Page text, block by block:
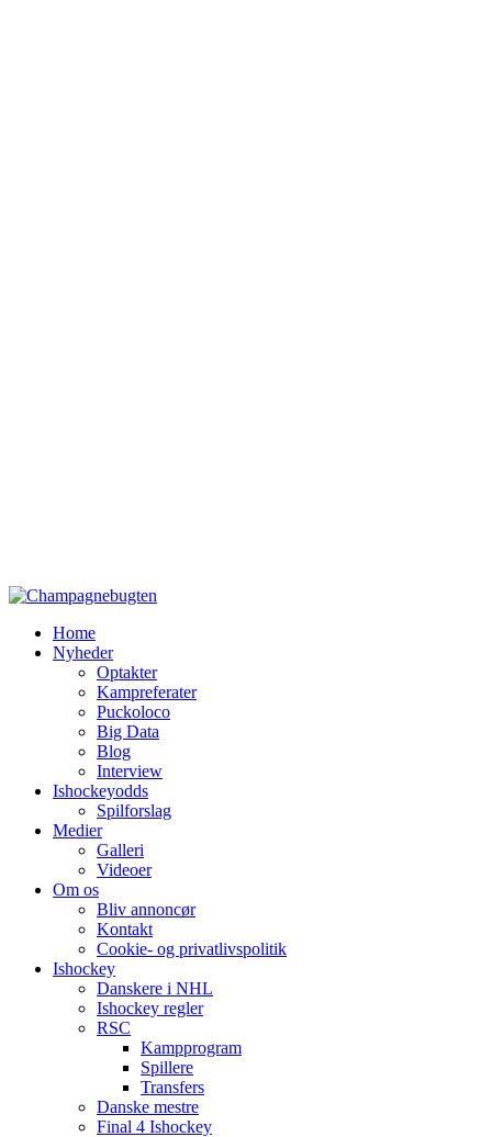
Home
Nyheder
Optakter
Kampreferater
Puckoloco
Big Data
Blog
Interview
Ishockeyodds
Spilforslag
Medier
Galleri
Videoer
Om os
Bliv annoncør
Kontakt
Cookie- og privatlivspolitik
Ishockey
Danskere i NHL
Ishockey regler
RSC
Kampprogram
Spillere
Transfers
Danske mestre
Final 4 Ishockey